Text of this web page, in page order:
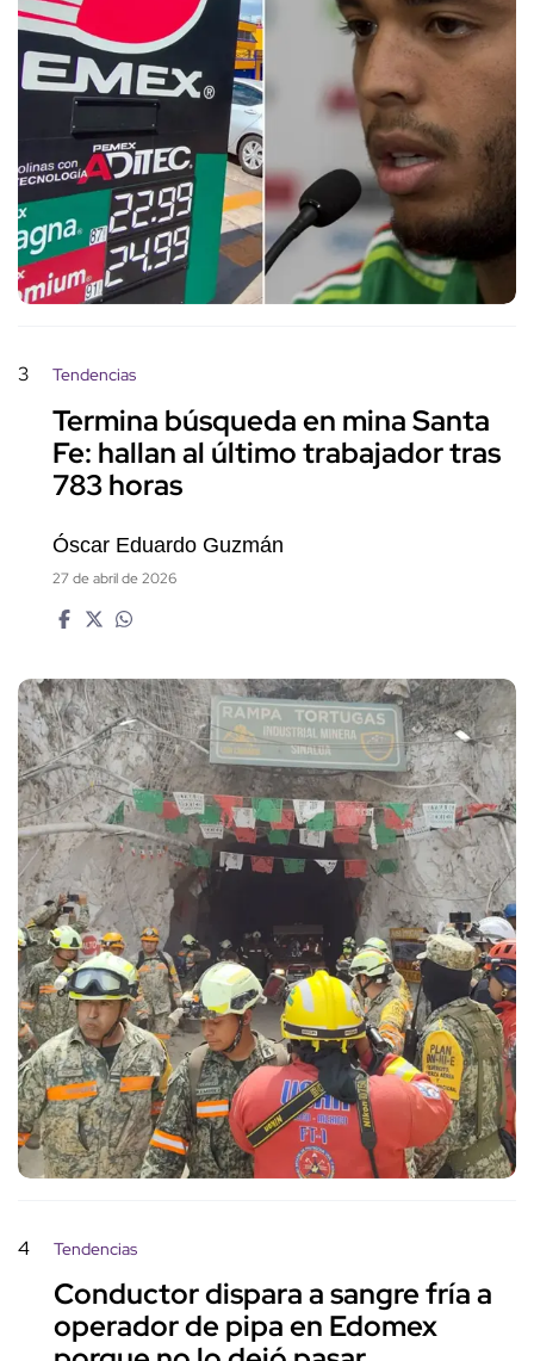
3 Tendencias
Termina búsqueda en mina Santa
Fe: hallan al último trabajador tras
783 horas
Óscar Eduardo Guzmán
27 de abril de 2026
4 Tendencias
Conductor dispara a sangre fría a
operador de pipa en Edomex